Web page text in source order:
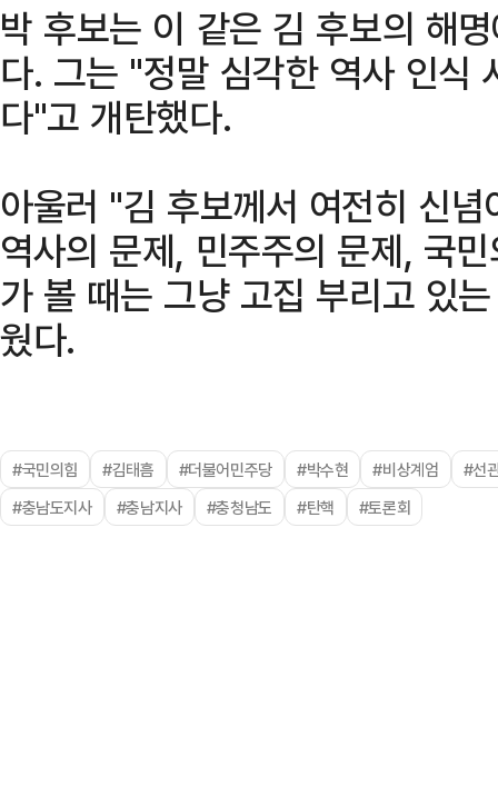
박 후보는 이 같은 김 후보의 해
다. 그는 "정말 심각한 역사 인식
다"고 개탄했다.
아울러 "김 후보께서 여전히 신
역사의 문제, 민주주의 문제, 국
가 볼 때는 그냥 고집 부리고 있
웠다.
#국민의힘 #김태흠 #더불어민주당 #박수현 #비상계엄
#선
#충남도지사
#충남지사 #충청남도 #탄핵 #토론회